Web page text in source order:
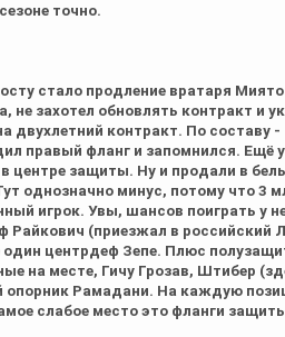
точно.
стало продление вратаря
не захотел обновлять контракт и
двухлетний контракт. По составу
правый фланг и запомнился. Ещё
центре защиты. Ну и продали в
однозначно минус, потому что 3
игрок. Увы, шансов поиграть у
Райкович (приезжал в российский
центрдеф Зепе. Плюс
на месте, Гичу Грозав, Штибер
опорник Рамадани. На каждую
слабое место это фланги